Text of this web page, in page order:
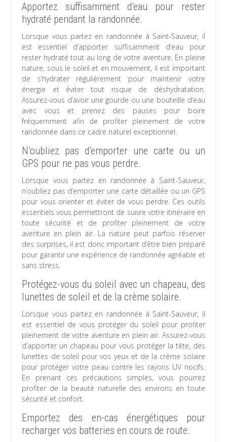
Apportez suffisamment d’eau pour rester
hydraté pendant la randonnée.
Lorsque vous partez en randonnée à Saint-Sauveur, il
est essentiel d’apporter suffisamment d’eau pour
rester hydraté tout au long de votre aventure. En pleine
nature, sous le soleil et en mouvement, il est important
de s’hydrater régulièrement pour maintenir votre
énergie et éviter tout risque de déshydratation.
Assurez-vous d’avoir une gourde ou une bouteille d’eau
avec vous et prenez des pauses pour boire
fréquemment afin de profiter pleinement de votre
randonnée dans ce cadre naturel exceptionnel.
N’oubliez pas d’emporter une carte ou un
GPS pour ne pas vous perdre.
Lorsque vous partez en randonnée à Saint-Sauveur,
n’oubliez pas d’emporter une carte détaillée ou un GPS
pour vous orienter et éviter de vous perdre. Ces outils
essentiels vous permettront de suivre votre itinéraire en
toute sécurité et de profiter pleinement de votre
aventure en plein air. La nature peut parfois réserver
des surprises, il est donc important d’être bien préparé
pour garantir une expérience de randonnée agréable et
sans stress.
Protégez-vous du soleil avec un chapeau, des
lunettes de soleil et de la crème solaire.
Lorsque vous partez en randonnée à Saint-Sauveur, il
est essentiel de vous protéger du soleil pour profiter
pleinement de votre aventure en plein air. Assurez-vous
d’apporter un chapeau pour vous protéger la tête, des
lunettes de soleil pour vos yeux et de la crème solaire
pour protéger votre peau contre les rayons UV nocifs.
En prenant ces précautions simples, vous pourrez
profiter de la beauté naturelle des environs en toute
sécurité et confort.
Emportez des en-cas énergétiques pour
recharger vos batteries en cours de route.